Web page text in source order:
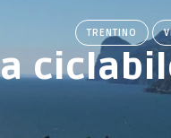
TRENTINO